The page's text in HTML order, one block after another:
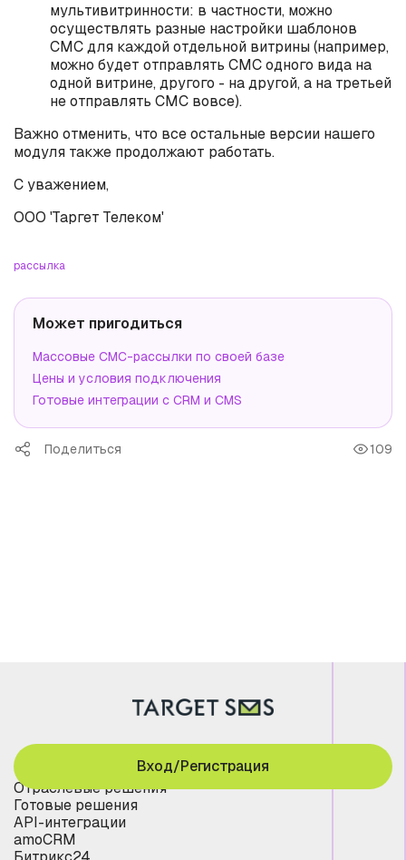
мультивитринности: в частности, можно
осуществлять разные настройки шаблонов
СМС для каждой отдельной витрины (например,
можно будет отправлять СМС одного вида на
одной витрине, другого - на другой, а на третьей
не отправлять СМС вовсе).
Важно отменить, что все остальные версии нашего
модуля также продолжают работать.
С уважением,
ООО 'Таргет Телеком'
рассылка
Может пригодиться
Массовые СМС-рассылки по своей базе
Цены и условия подключения
Готовые интеграции с CRM и CMS
Поделиться 109
Отраслевые решения
Готовые решения
API-интеграции
amoCRM
Вход/Регистрация